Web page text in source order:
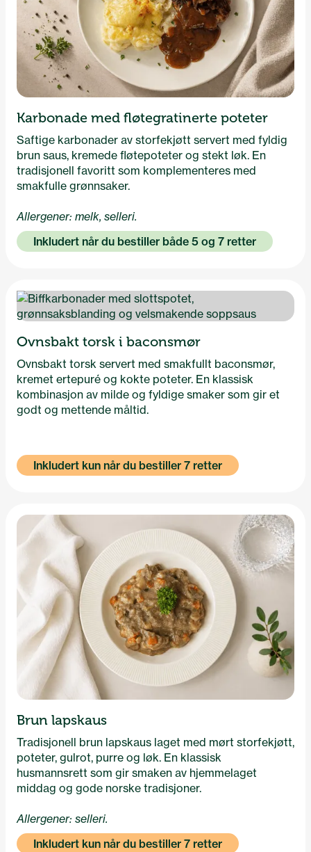
Karbonade med fløtegratinerte poteter
Saftige karbonader av storfekjøtt servert med fyldig
brun saus, kremede fløtepoteter og stekt løk. En
tradisjonell favoritt som komplementeres med
smakfulle grønnsaker.
Allergener: melk, selleri.
Inkludert når du bestiller både 5 og 7 retter
Ovnsbakt torsk i baconsmør
Ovnsbakt torsk servert med smakfullt baconsmør,
kremet ertepuré og kokte poteter. En klassisk
kombinasjon av milde og fyldige smaker som gir et
godt og mettende måltid.
Inkludert kun når du bestiller 7 retter
Brun lapskaus
Tradisjonell brun lapskaus laget med mørt storfekjøtt,
poteter, gulrot, purre og løk. En klassisk
husmannsrett som gir smaken av hjemmelaget
middag og gode norske tradisjoner.
Allergener: selleri.
Inkludert kun når du bestiller 7 retter